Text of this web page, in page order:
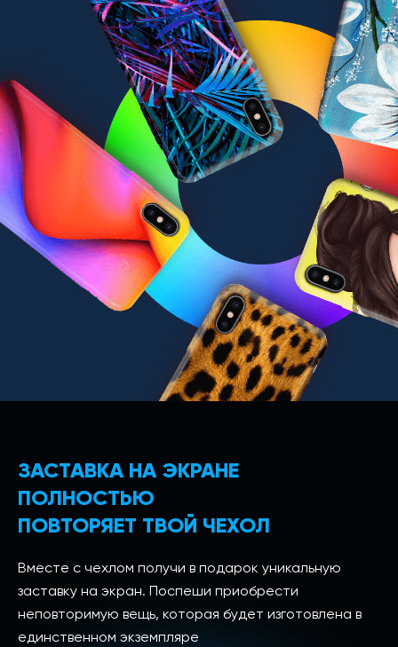
ЗАСТАВКА НА ЭКРАНЕ
ПОЛНОСТЬЮ
ПОВТОРЯЕТ ТВОЙ ЧЕХОЛ
Вместе с чехлом получи в подарок уникальную
заставку на экран. Поспеши приобрести
неповторимую вещь, которая будет изготовлена в
единственном экземпляре